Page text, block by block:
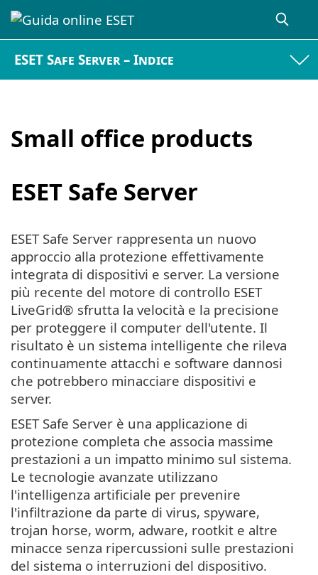
ESET Safe Server – Indice
Small office products
ESET Safe Server
ESET Safe Server rappresenta un nuovo
approccio alla protezione effettivamente
integrata di dispositivi e server. La versione
più recente del motore di controllo ESET
LiveGrid® sfrutta la velocità e la precisione
per proteggere il computer dell'utente. Il
risultato è un sistema intelligente che rileva
continuamente attacchi e software dannosi
che potrebbero minacciare dispositivi e
server.
ESET Safe Server è una applicazione di
protezione completa che associa massime
prestazioni a un impatto minimo sul sistema.
Le tecnologie avanzate utilizzano
l'intelligenza artificiale per prevenire
l'infiltrazione da parte di virus, spyware,
trojan horse, worm, adware, rootkit e altre
minacce senza ripercussioni sulle prestazioni
del sistema o interruzioni del dispositivo.